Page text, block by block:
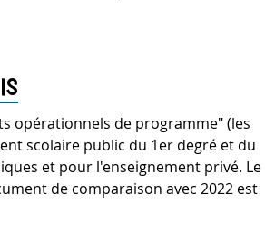
opérationnels de programme" (les
scolaire public du 1er degré et du
et pour l'enseignement privé. Le
de comparaison avec 2022 est